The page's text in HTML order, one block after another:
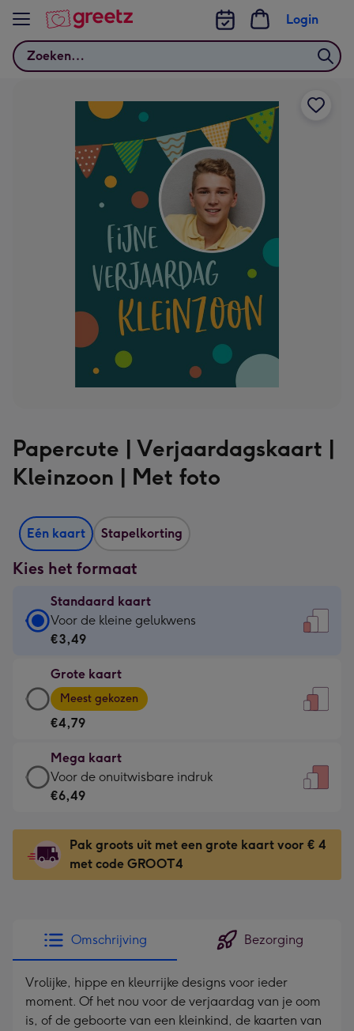
Bekijk meer
Zoeken
Login
Papercute | Verjaardagskaart |
Kleinzoon | Met foto
Eén kaart Stapelkorting
Kies het formaat
Standaard kaart
Standaard
kaart
€3,49
-
Voor
kleine
gelukwens
-
120
x
160
mm
Voor de kleine gelukwens
€3,49
Grote kaart
Grote
kaart
-
€4,79
-
Meest
gekozen
Dimensions:
167
x
Meest gekozen
€4,79
Mega kaart
Mega
kaart
€6,49
-
Voor
-
Dimensions:
241
x
333
Voor de onuitwisbare indruk
€6,49
Pak groots uit met een grote kaart voor € 4
met code GROOT4
Omschrijving Bezorging
Vrolijke, hippe en kleurrijke designs voor ieder
moment. Of het nou voor de verjaardag van je oom
is, of de geboorte van een kleinkind, de kaarten van